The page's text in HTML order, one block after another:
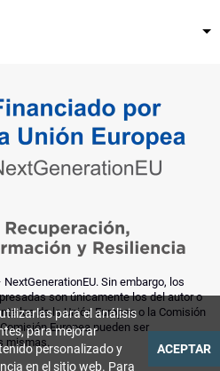
Sin embargo, los
son únicamente los del autor o
los de la Unión Europea o la Comisión
Europea pueden ser
mismas.
para el análisis
para mejorar
personalizado y
en el sitio web. Para
ACEPTAR